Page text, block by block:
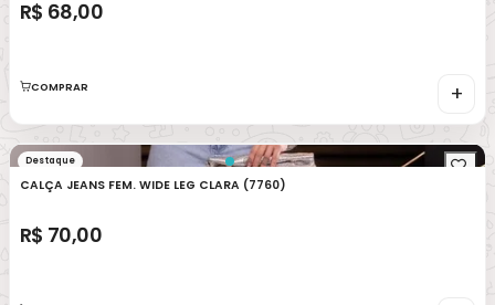
R$ 68,00
COMPRAR +
Destaque
CALÇA JEANS FEM. WIDE LEG CLARA (7760)
R$ 70,00